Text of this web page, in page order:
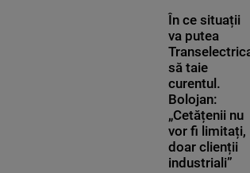
În ce situații
va putea
să taie
curentul.
Bolojan:
„Cetățenii nu
vor fi limitați,
doar clienții
industriali”